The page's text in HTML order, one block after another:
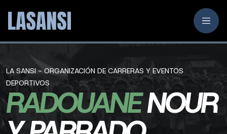
LA SANSI - ORGANIZACIÓN DE CARRERAS Y EVENTOS
DEPORTIVOS
RADOUANENOUR